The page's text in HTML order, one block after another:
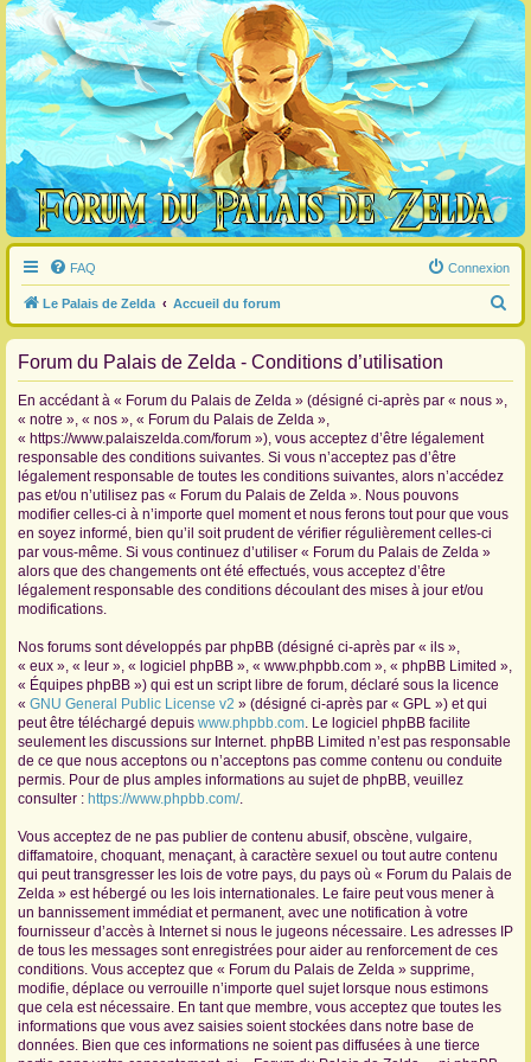
FAQ Connexion
Le Palais de Zelda Accueil du forum
e
Forum du Palais de Zelda - Conditions d’utilisation
En accédant à « Forum du Palais de Zelda » (désigné ci-après par « nous »,
« notre », « nos », « Forum du Palais de Zelda »,
« https://www.palaiszelda.com/forum »), vous acceptez d’être légalement
responsable des conditions suivantes. Si vous n’acceptez pas d’être
légalement responsable de toutes les conditions suivantes, alors n’accédez
pas et/ou n’utilisez pas « Forum du Palais de Zelda ». Nous pouvons
modifier celles-ci à n’importe quel moment et nous ferons tout pour que vous
en soyez informé, bien qu’il soit prudent de vérifier régulièrement celles-ci
par vous-même. Si vous continuez d’utiliser « Forum du Palais de Zelda »
alors que des changements ont été effectués, vous acceptez d’être
légalement responsable des conditions découlant des mises à jour et/ou
modifications.
Nos forums sont développés par phpBB (désigné ci-après par « ils »,
« eux », « leur », « logiciel phpBB », « www.phpbb.com », « phpBB Limited »,
« Équipes phpBB ») qui est un script libre de forum, déclaré sous la licence
« GNU General Public License v2 » (désigné ci-après par « GPL ») et qui
peut être téléchargé depuis www.phpbb.com. Le logiciel phpBB facilite
seulement les discussions sur Internet. phpBB Limited n’est pas responsable
de ce que nous acceptons ou n’acceptons pas comme contenu ou conduite
permis. Pour de plus amples informations au sujet de phpBB, veuillez
consulter : https://www.phpbb.com/.
Vous acceptez de ne pas publier de contenu abusif, obscène, vulgaire,
diffamatoire, choquant, menaçant, à caractère sexuel ou tout autre contenu
qui peut transgresser les lois de votre pays, du pays où « Forum du Palais de
Zelda » est hébergé ou les lois internationales. Le faire peut vous mener à
un bannissement immédiat et permanent, avec une notification à votre
fournisseur d’accès à Internet si nous le jugeons nécessaire. Les adresses IP
de tous les messages sont enregistrées pour aider au renforcement de ces
conditions. Vous acceptez que « Forum du Palais de Zelda » supprime,
modifie, déplace ou verrouille n’importe quel sujet lorsque nous estimons
que cela est nécessaire. En tant que membre, vous acceptez que toutes les
informations que vous avez saisies soient stockées dans notre base de
données. Bien que ces informations ne soient pas diffusées à une tierce